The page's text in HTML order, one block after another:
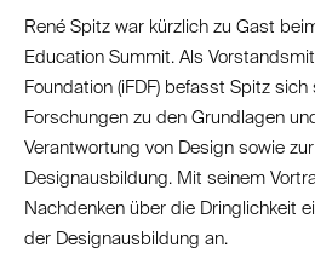
René Spitz war kürzlich zu Gast
Education Summit. Als
Foundation (iFDF) befasst Spitz
Forschungen zu den Grundlagen
Verantwortung von Design sowie
Designausbildung. Mit seinem
Nachdenken über die Dringlichkeit
der Designausbildung an.